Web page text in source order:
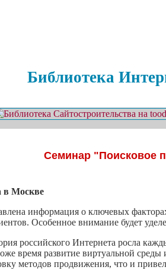
Библиотека
Семинар "Поисковое
в Москве
информация о ключевых
Особенное внимание будет
российского Интернета росла
время развитие виртуальной
методов продвижения, что и